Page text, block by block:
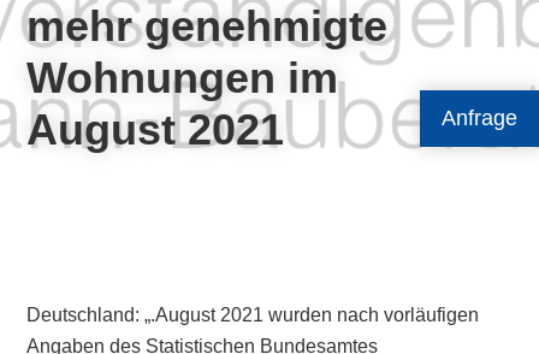
Anfrage
mehr genehmigte
Wohnungen im
August 2021
Deutschland: „.August 2021 wurden nach vorläufigen
Angaben des Statistischen Bundesamtes